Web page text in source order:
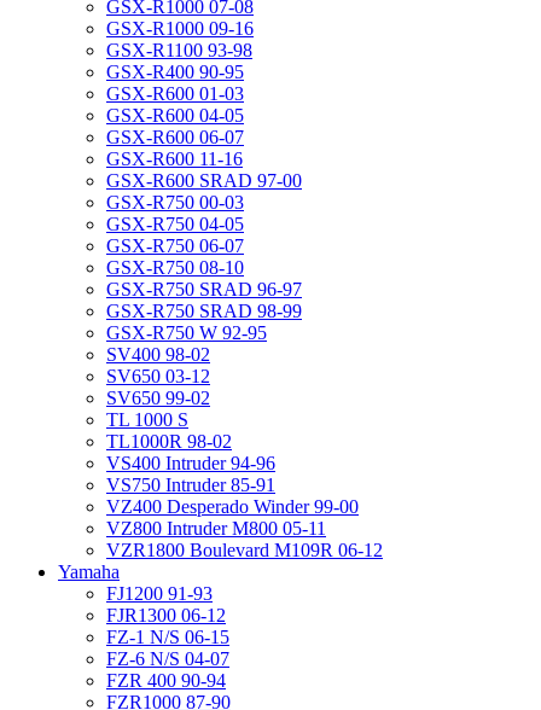
GSX-R1000 07-08
GSX-R1000 09-16
GSX-R1100 93-98
GSX-R400 90-95
GSX-R600 01-03
GSX-R600 04-05
GSX-R600 06-07
GSX-R600 11-16
GSX-R600 SRAD 97-00
GSX-R750 00-03
GSX-R750 04-05
GSX-R750 06-07
GSX-R750 08-10
GSX-R750 SRAD 96-97
GSX-R750 SRAD 98-99
GSX-R750 W 92-95
SV400 98-02
SV650 03-12
SV650 99-02
TL 1000 S
TL1000R 98-02
VS400 Intruder 94-96
VS750 Intruder 85-91
VZ400 Desperado Winder 99-00
VZ800 Intruder M800 05-11
VZR1800 Boulevard M109R 06-12
Yamaha
FJ1200 91-93
FJR1300 06-12
FZ-1 N/S 06-15
FZ-6 N/S 04-07
FZR 400 90-94
FZR1000 87-90